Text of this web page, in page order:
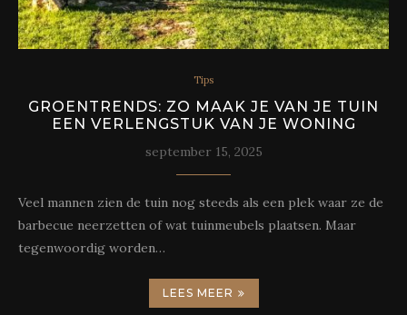
Tips
GROENTRENDS: ZO MAAK JE VAN JE TUIN
EEN VERLENGSTUK VAN JE WONING
september 15, 2025
Veel mannen zien de tuin nog steeds als een plek waar ze de
barbecue neerzetten of wat tuinmeubels plaatsen. Maar
tegenwoordig worden…
LEES MEER